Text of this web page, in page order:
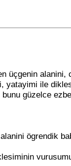
üçgenin alanini,
yatayimi ile
güzelce
ögrendik